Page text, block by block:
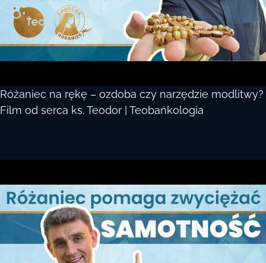
Różaniec na rękę – ozdoba czy narzędzie modlitwy?
Film od serca ks. Teodor | Teobańkologia